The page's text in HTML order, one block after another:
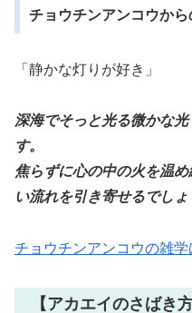
チョウチンアンコウから
「静かな灯りが好き」
深海でそっと光る微かな
す。
焦らずに心の中の火を温
い流れを引き寄せるでしょ
チョウチンアンコウの雑学
【アカエイのさばき方